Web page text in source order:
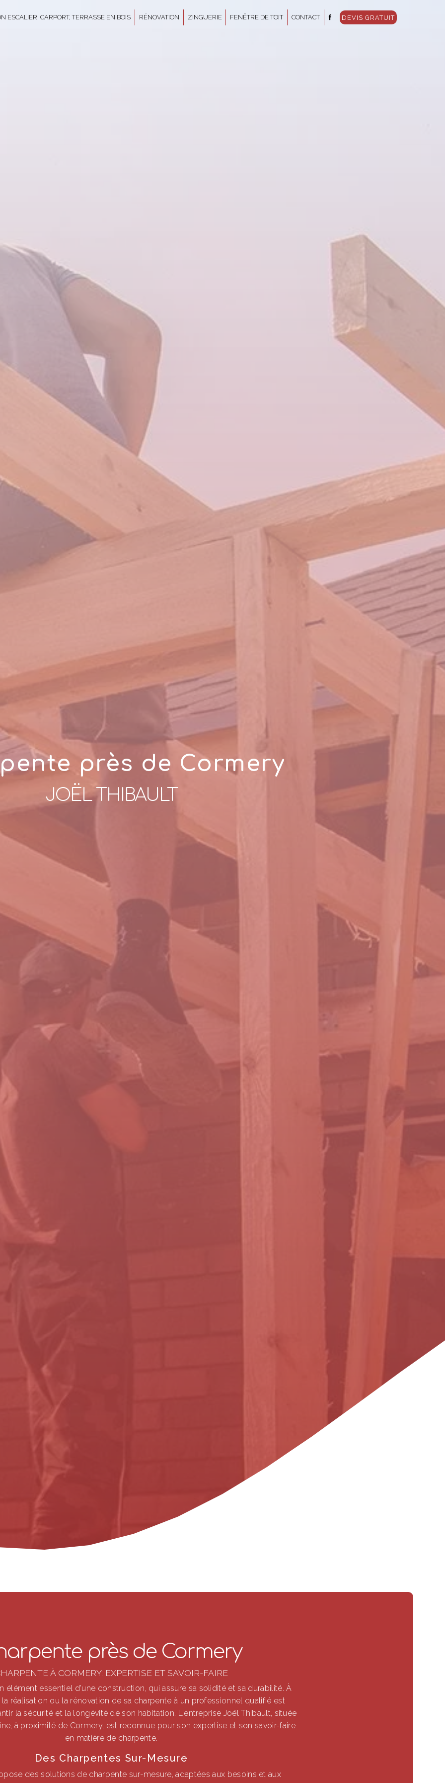
ESCALIER, CARPORT, TERRASSE EN BOIS RÉNOVATION ZINGUERIE FENÊTRE DE TOIT CONTACT DEVIS GRATUIT
près de Cormery
JOËL THIBAULT
près de Cormery
À CORMERY: EXPERTISE ET SAVOIR-FAIRE
élément essentiel d'une construction, qui assure sa solidité et sa durabilité. À
réalisation ou la rénovation de sa charpente à un professionnel qualifié est
la sécurité et la longévité de son habitation. L'entreprise Joël Thibault, située
à proximité de Cormery, est reconnue pour son expertise et son savoir-faire
en matière de charpente.
Des Charpentes Sur-Mesure
des solutions de charpente sur-mesure, adaptées aux besoins et aux